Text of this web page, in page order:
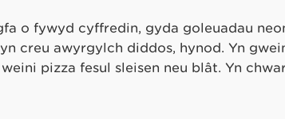
o fywyd cyffredin, gyda goleuadau
creu awyrgylch diddos, hynod. Yn
pizza fesul sleisen neu blât. Yn